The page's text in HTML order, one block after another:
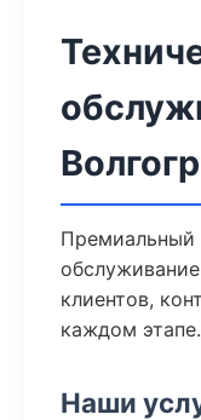
Премиальный
клиентов,
каждом этапе.
Наши